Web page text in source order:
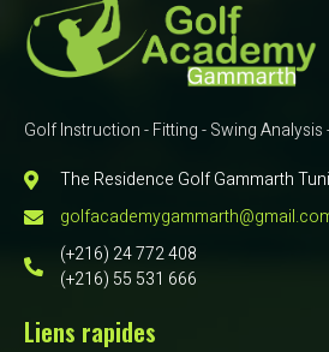
Golf Instruction - Fitting - Swing
The Residence Golf Gammarth
(+216) 24 772 408
(+216) 55 531 666
Liens rapides